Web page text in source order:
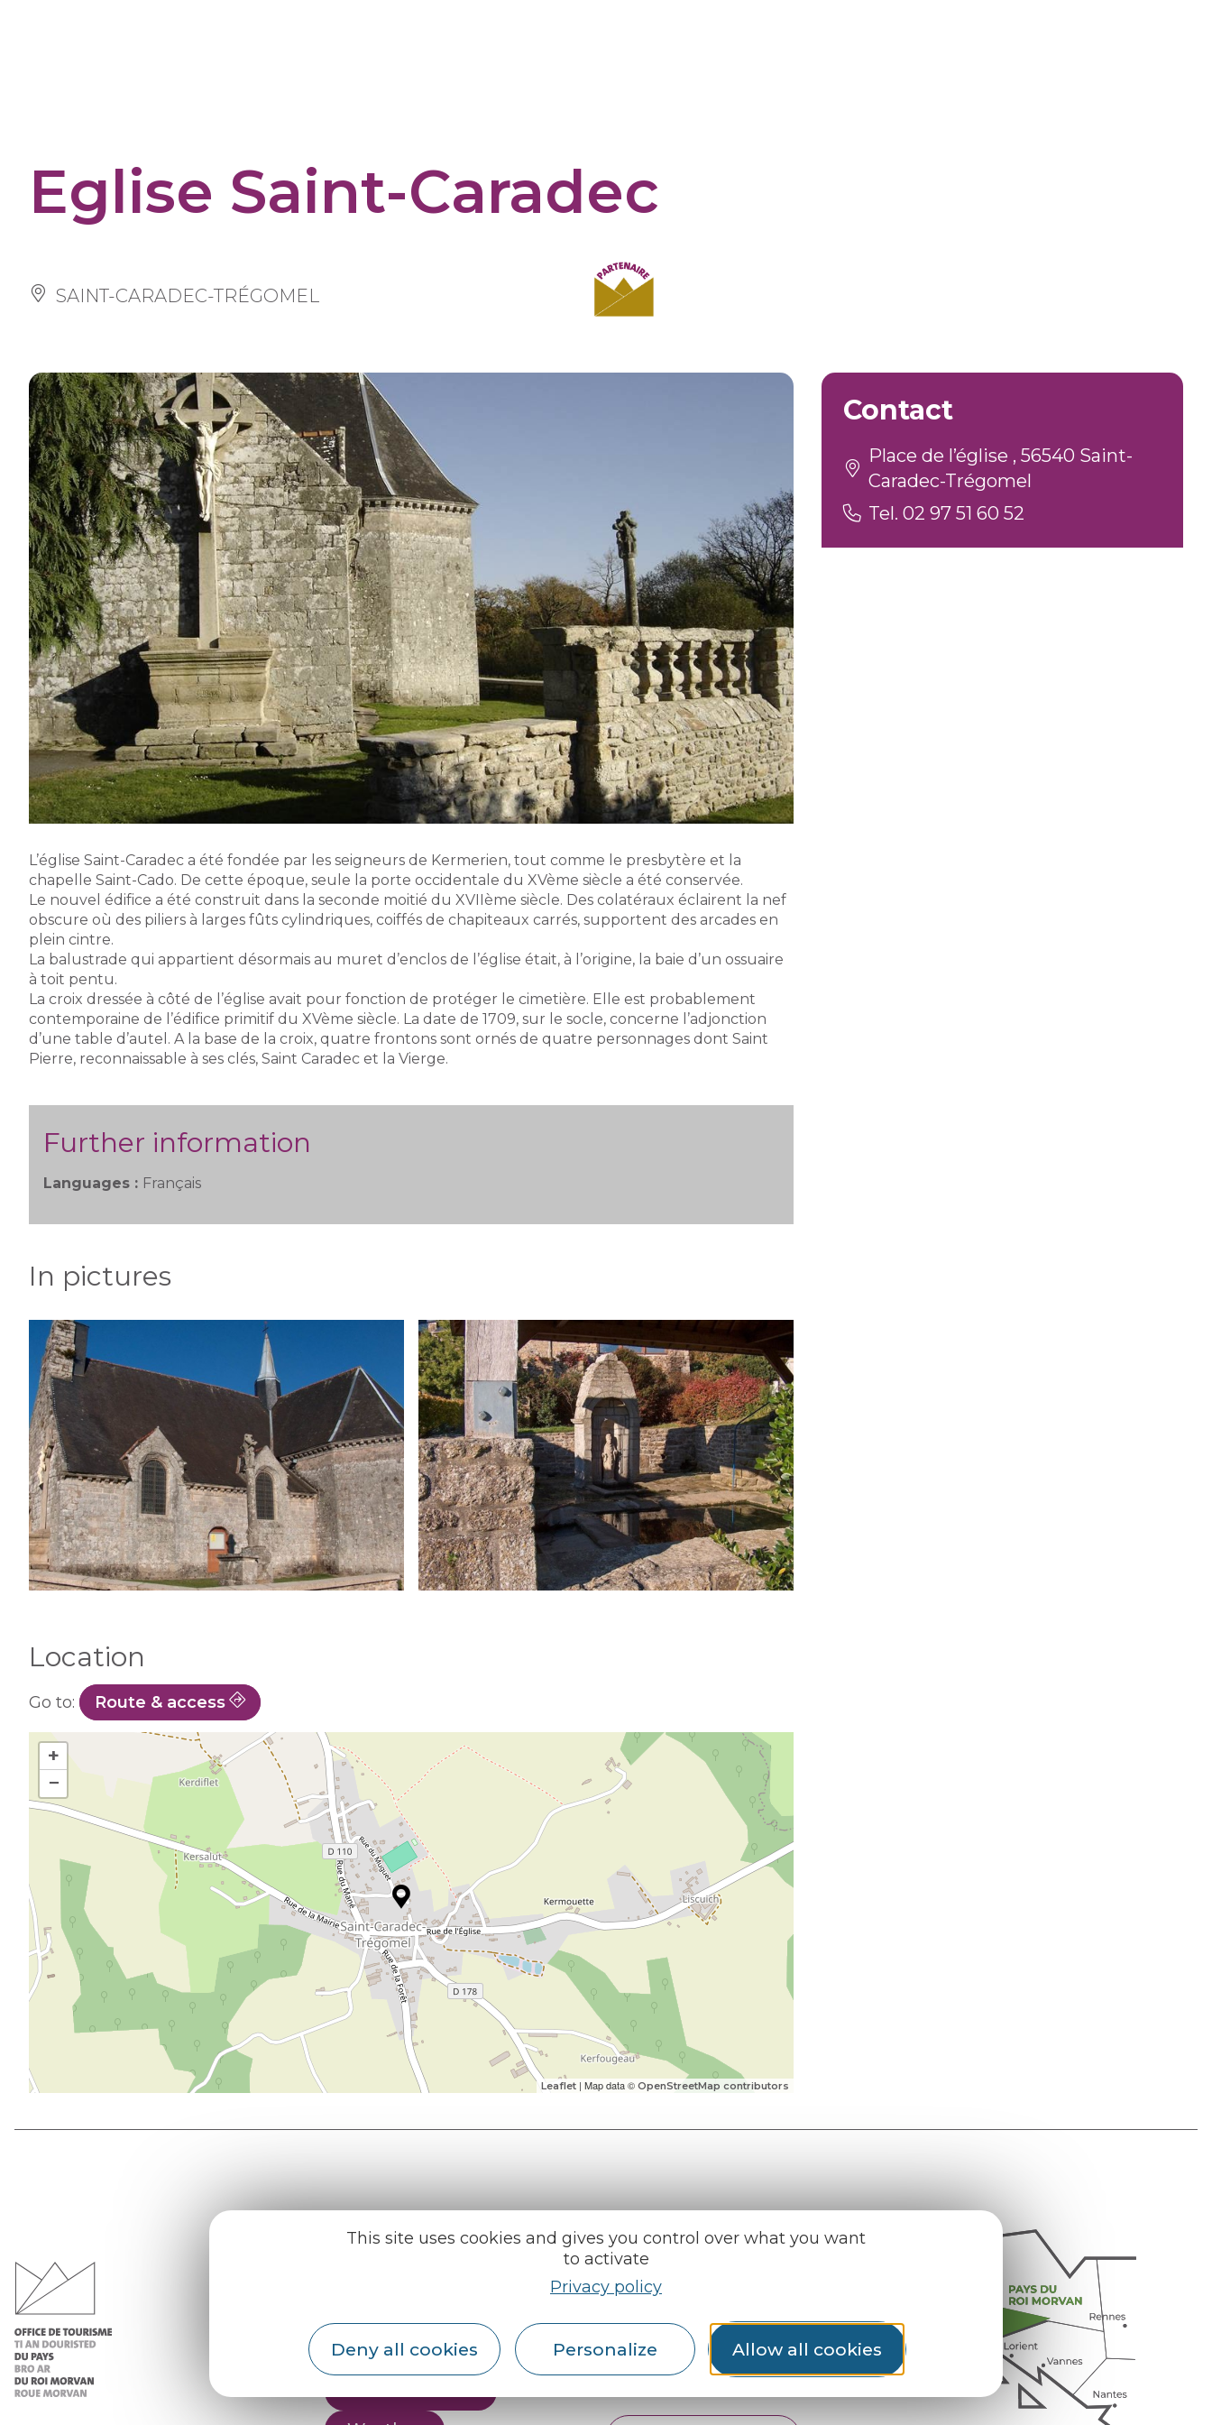
This site uses cookies and gives you control over what you want
to activate
Privacy policy
Deny all cookies Personalize Allow all cookies
Eglise Saint-Caradec
SAINT-CARADEC-TRÉGOMEL
L’église Saint-Caradec a été fondée par les seigneurs de Kermerien, tout comme le presbytère et la
chapelle Saint-Cado. De cette époque, seule la porte occidentale du XVème siècle a été conservée.
Le nouvel édifice a été construit dans la seconde moitié du XVIIème siècle. Des colatéraux éclairent la nef
obscure où des piliers à larges fûts cylindriques, coiffés de chapiteaux carrés, supportent des arcades en
plein cintre.
La balustrade qui appartient désormais au muret d’enclos de l’église était, à l’origine, la baie d’un ossuaire
à toit pentu.
La croix dressée à côté de l’église avait pour fonction de protéger le cimetière. Elle est probablement
contemporaine de l’édifice primitif du XVème siècle. La date de 1709, sur le socle, concerne l’adjonction
d’une table d’autel. A la base de la croix, quatre frontons sont ornés de quatre personnages dont Saint
Pierre, reconnaissable à ses clés, Saint Caradec et la Vierge.
Further information
Languages : Français
In pictures
Location
Go to: Route & access
+
−
Leaflet | Map data © OpenStreetMap contributors
Contact
Place de l’église , 56540 Saint-
Caradec-Trégomel
Tel. 02 97 51 60 52
Office de tourisme
Our reception areas
Find us on :
Espace pro
Partners